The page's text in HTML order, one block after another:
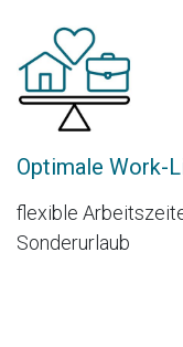
Optimale Work-
flexible
Sonderurlaub